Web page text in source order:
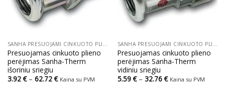
SANHA PRESUOJAMI CINKUOTO PLIENO VAMZDŽIAI IR JUNGTYS
Presuojamas cinkuoto plieno
perėjimas Sanha-Therm
išoriniu sriegiu
3.92€ – 62.72€Price
range:
Kaina su PVM
SANHA PRESUOJAMI CINKUOTO PLIENO VAMZDŽIAI IR JUNGTYS
Presuojamas cinkuoto plieno
perėjimas Sanha-Therm
vidiniu sriegiu
5.59€ – 32.76€Price
range:
Kaina su PVM